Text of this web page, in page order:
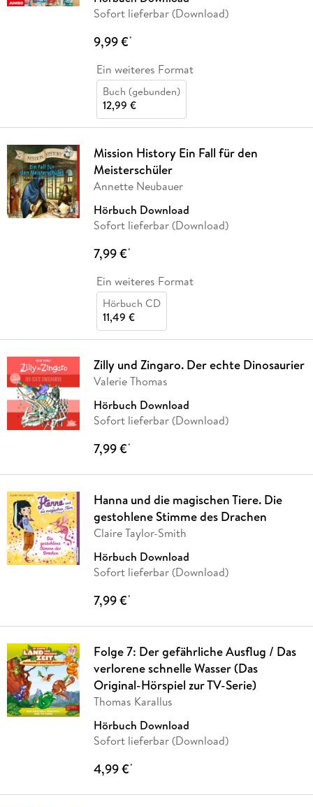
Sofort lieferbar (Download)
9,99 €*
Ein weiteres Format
Buch (gebunden)
12,99 €
Mission History Ein Fall für den
Meisterschüler
Annette Neubauer
Hörbuch Download
Sofort lieferbar (Download)
7,99 €*
Ein weiteres Format
Hörbuch CD
11,49 €
Zilly und Zingaro. Der echte Dinosaurier
Valerie Thomas
Hörbuch Download
Sofort lieferbar (Download)
7,99 €*
Hanna und die magischen Tiere. Die
gestohlene Stimme des Drachen
Claire Taylor-Smith
Hörbuch Download
Sofort lieferbar (Download)
7,99 €*
Folge 7: Der gefährliche Ausflug / Das
verlorene schnelle Wasser (Das
Original-Hörspiel zur TV-Serie)
Thomas Karallus
Hörbuch Download
Sofort lieferbar (Download)
4,99 €*